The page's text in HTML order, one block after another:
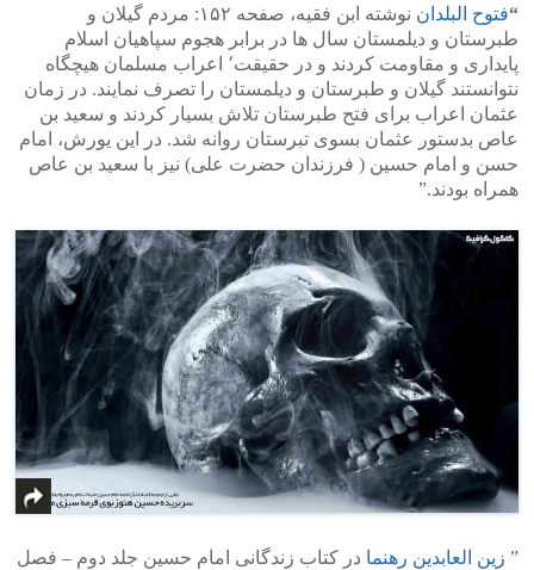
“فتوح البلدان
نوشته ابن فقیه، صفحه ۱۵۲: مردم گیلان و
طبرستان و دیلمستان سال ها در برابر هجوم سپاهیان اسلام
پایداری و مقاومت کردند و در حقیقت٬ اعراب مسلمان هیچگاه
نتوانستند گیلان و طبرستان و دیلمستان را تصرف نمایند. در زمان
عثمان اعراب برای فتح طبرستان تلاش بسیار کردند و سعید بن
عاص بدستور عثمان بسوی تبرستان روانه شد. در این یورش، امام
حسن و امام حسین ( فرزندان حضرت علی) نیز با سعید بن عاص
همراه بودند.”
” زین العابدین رهنما در کتاب زندگانی امام حسین جلد دوم – فصل